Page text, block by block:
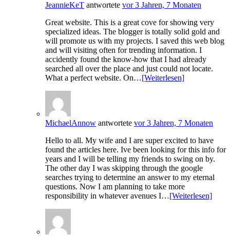
JeannieKeT antwortete vor 3 Jahren, 7 Monaten
Great website. This is a great cove for showing very
specialized ideas. The blogger is totally solid gold and
will promote us with my projects. I saved this web blog
and will visiting often for trending information. I
accidently found the know-how that I had already
searched all over the place and just could not locate.
What a perfect website. On…[Weiterlesen]
MichaelAnnow antwortete vor 3 Jahren, 7 Monaten
Hello to all. My wife and I are super excited to have
found the articles here. Ive been looking for this info for
years and I will be telling my friends to swing on by.
The other day I was skipping through the google
searches trying to determine an answer to my eternal
questions. Now I am planning to take more
responsibility in whatever avenues I…[Weiterlesen]